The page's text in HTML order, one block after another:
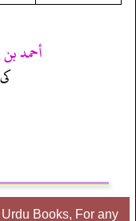
أحمد
Books, For any